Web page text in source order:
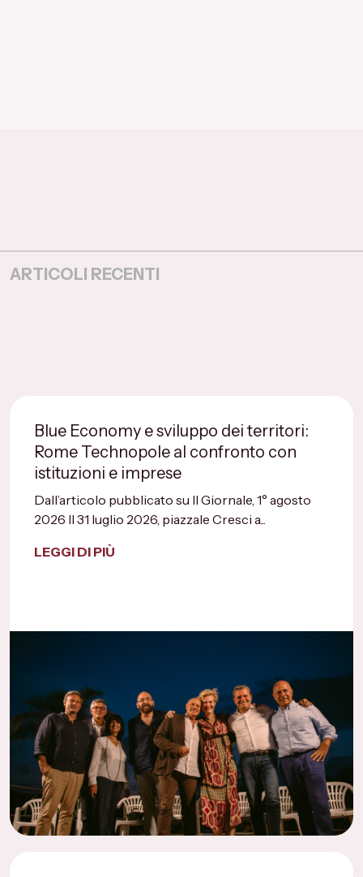
ARTICOLI RECENTI
Blue Economy e sviluppo dei territori:
Rome Technopole al confronto con
istituzioni e imprese
Dall’articolo pubblicato su Il Giornale, 1° agosto
2026 Il 31 luglio 2026, piazzale Cresci a...
LEGGI DI PIÙ